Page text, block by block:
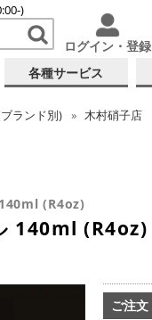
)
ログイン・登録
各種サービス
ランド別)
木村硝子店
(R4oz)
140ml (R4oz)
ご注文